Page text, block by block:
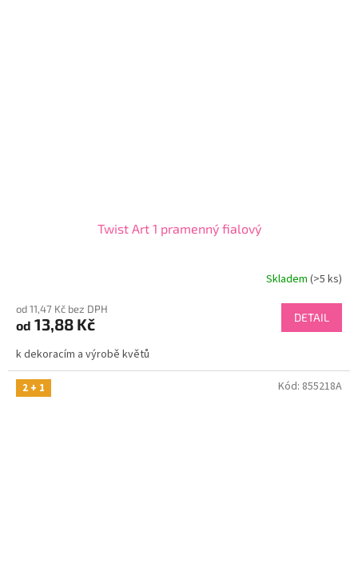
Twist Art 1 pramenný fialový
Skladem (>5 ks)
od 11,47 Kč bez DPH
od 13,88 Kč DETAIL
k dekoracím a výrobě květů
2 + 1 Kód: 855218A